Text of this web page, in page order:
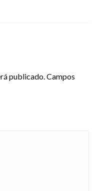
publicado.Campos